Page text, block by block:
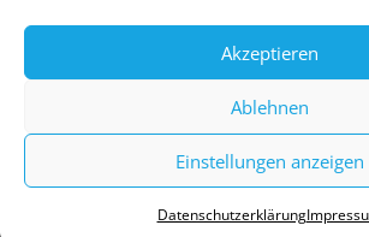
Akzeptieren
Ablehnen
Einstellungen anzeigen
Datenschutzerklärung
Impressum Datenschutz